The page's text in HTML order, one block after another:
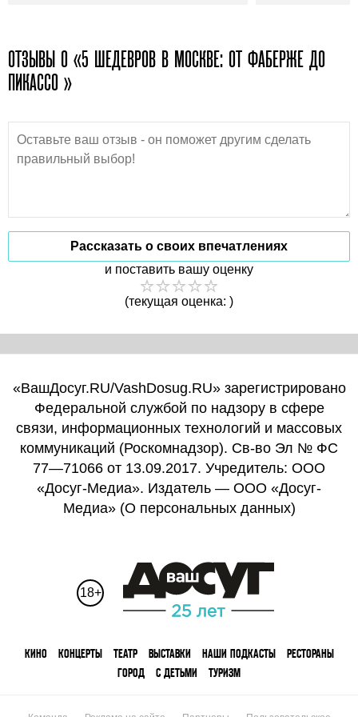
ОТЗЫВЫ О «5 ШЕДЕВРОВ В МОСКВЕ: ОТ ФАБЕРЖЕ ДО
ПИКАССО »
Рассказать о своих впечатлениях
и поставить вашу оценку
(текущая оценка: )
«ВашДосуг.RU/VashDosug.RU» зарегистрировано
Федеральной службой по надзору в сфере
связи, информационных технологий и массовых
коммуникаций (Роскомнадзор). Св-во Эл № ФС
77—71066 от 13.09.2017. Учредитель: ООО
«Досуг-Медиа». Издатель — ООО «Досуг-
Медиа» (О персональных данных)
18+
КИНО КОНЦЕРТЫ ТЕАТР ВЫСТАВКИ НАШИ ПОДКАСТЫ
РЕСТОРАНЫ
ГОРОД
С ДЕТЬМИ ТУРИЗМ